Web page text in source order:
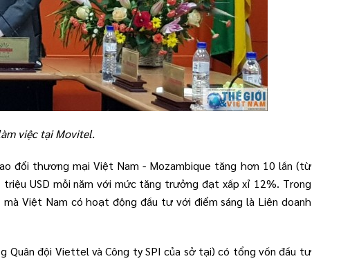
việc tại Movitel.
đổi thương mại Việt Nam - Mozambique tăng hơn 10 lần (từ
USD mỗi năm với mức tăng trưởng đạt xấp xỉ 12%. Trong
Việt Nam có hoạt động đầu tư với điểm sáng là Liên doanh
Quân đội Viettel và Công ty SPI của sở tại) có tổng vốn đầu tư